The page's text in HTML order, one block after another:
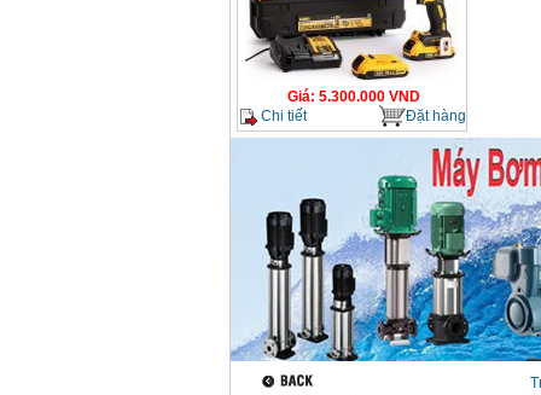
Giá: 5.300.000VND
Chi tiết
Đặt hàng